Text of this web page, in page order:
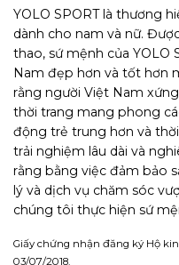
YOLO SPORT là thương
dành cho nam và nữ.
thao, sứ mệnh của YOLO
Nam đẹp hơn và tốt hơn
rằng người Việt Nam
thời trang mang phong
động trẻ trung hơn và
trải nghiệm lâu dài và
rằng bằng việc đảm bảo
lý và dịch vụ chăm sóc
chúng tôi thực hiện sứ
Giấy chứng nhận đăng ký Hộ
03/07/2018.